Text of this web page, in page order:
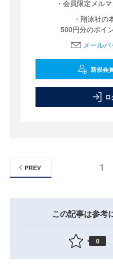
・会員限定メル
・翔泳社の
500円分のポイ
メール
新規会
1
PREV
この記事は参考
0